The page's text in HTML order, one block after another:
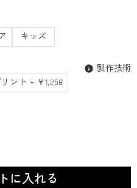
キッズ
リント + ￥1,258
製作技術
に入れる